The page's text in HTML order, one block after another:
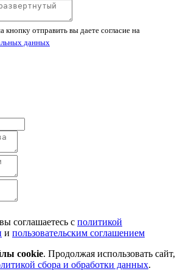
кнопку отправить вы даете согласие на
данных
соглашаетесь с политикой
и пользовательским соглашением
cookie. Продолжая использовать сайт,
сбора и обработки данных.